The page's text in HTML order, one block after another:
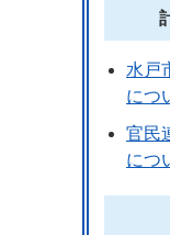
水戸
につ
官民
につ